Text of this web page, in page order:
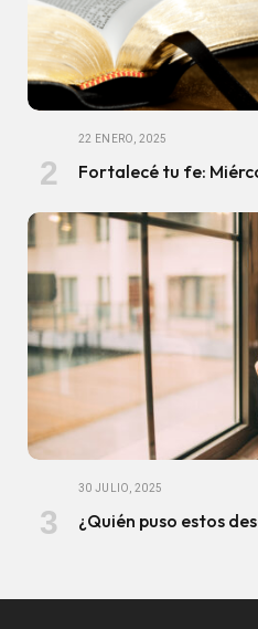
22 ENERO, 2025
Fortalecé tu fe:
30 JULIO, 2025
¿Quién puso estos